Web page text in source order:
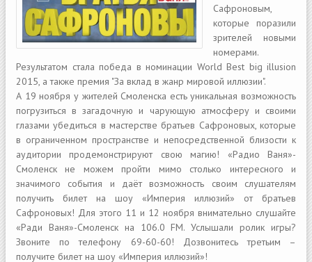
Сафроновым,
которые поразили
зрителей новыми
номерами.
Результатом стала победа в номинации World Best big illusion
2015, а также премия "За вклад в жанр мировой иллюзии".
А 19 ноября у жителей Смоленска есть уникальная возможность
погрузиться в загадочную и чарующую атмосферу и своими
глазами убедиться в мастерстве братьев Сафроновых, которые
в ограниченном пространстве и непосредственной близости к
аудитории продемонстрируют свою магию! «Радио Ваня»-
Смоленск не можем пройти мимо столько интересного и
значимого события и даёт возможность своим слушателям
получить билет на шоу «Империя иллюзий» от братьев
Сафроновых! Для этого 11 и 12 ноября внимательно слушайте
«Ради Ваня»-Смоленск на 106.0 FM. Услышали ролик игры?
Звоните по телефону 69-60-60! Дозвонитесь третьим –
получите билет на шоу «Империя иллюзий»!